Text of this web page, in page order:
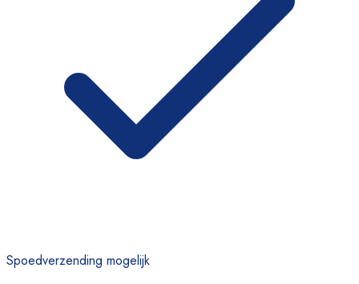
Spoedverzending mogelijk